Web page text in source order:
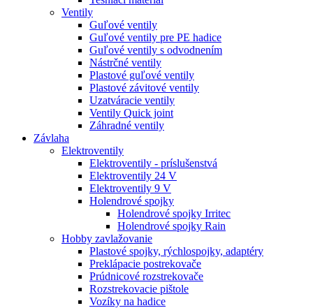
Ventily
Guľové ventily
Guľové ventily pre PE hadice
Guľové ventily s odvodnením
Nástrčné ventily
Plastové guľové ventily
Plastové závitové ventily
Uzatváracie ventily
Ventily Quick joint
Záhradné ventily
Závlaha
Elektroventily
Elektroventily - príslušenstvá
Elektroventily 24 V
Elektroventily 9 V
Holendrové spojky
Holendrové spojky Irritec
Holendrové spojky Rain
Hobby zavlažovanie
Plastové spojky, rýchlospojky, adaptéry
Preklápacie postrekovače
Prúdnicové rozstrekovače
Rozstrekovacie pištole
Vozíky na hadice